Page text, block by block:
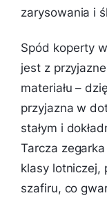
zarysowania i
Spód koperty
jest z
materiału –
przyjazna w
stałym i
Tarcza
klasy lotniczej,
szafiru, co